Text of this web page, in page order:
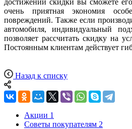
очень приятная экономия
повреждений. Также если
автомобиля, индивидуальный
позволяет рассчитать скидку на
Постоянным клиентам действует
Назад к списку
Акции 1
Советы покупателям 2